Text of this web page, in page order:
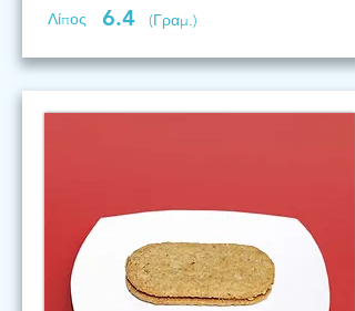
Λίπος
6.4 (Γραμ.)